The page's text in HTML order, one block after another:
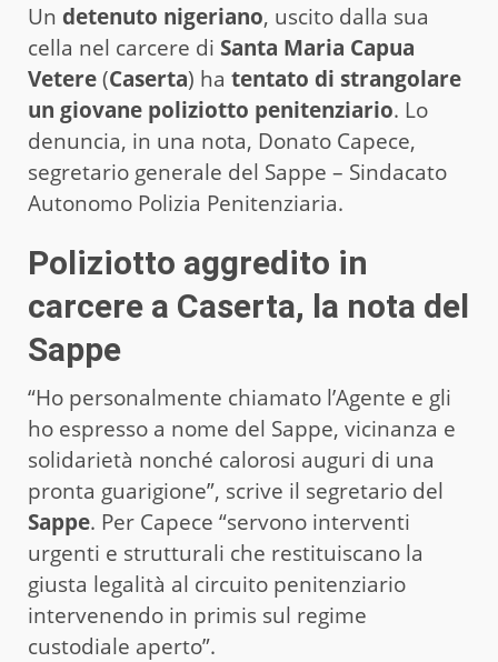
Un detenuto nigeriano, uscito dalla sua
cella nel carcere di Santa Maria Capua
Vetere(Caserta) ha tentato di strangolare
un giovane poliziotto penitenziario. Lo
denuncia, in una nota, Donato Capece,
segretario generale del Sappe – Sindacato
Autonomo Polizia Penitenziaria.
Poliziotto aggredito in
carcere a Caserta, la nota del
Sappe
“Ho personalmente chiamato l’Agente e gli
ho espresso a nome del Sappe, vicinanza e
solidarietà nonché calorosi auguri di una
pronta guarigione”, scrive il segretario del
Sappe. Per Capece “servono interventi
urgenti e strutturali che restituiscano la
giusta legalità al circuito penitenziario
intervenendo in primis sul regime
custodiale aperto”.